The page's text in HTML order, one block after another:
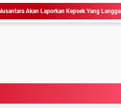
Sekolah, Rawan Korupsi
Kajati Sumut Bertemu Pangdam 1/ BB